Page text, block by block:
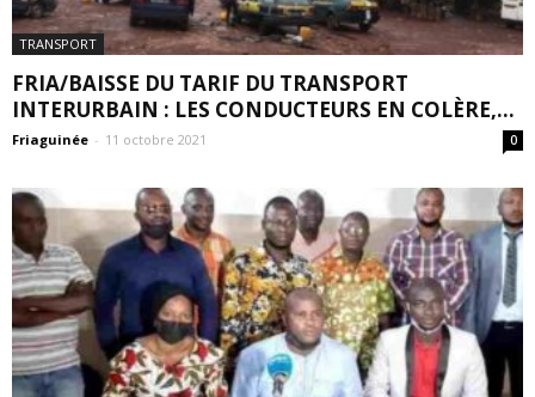
TRANSPORT
FRIA/BAISSE DU TARIF DU TRANSPORT
INTERURBAIN : LES CONDUCTEURS EN COLÈRE,...
Friaguinée - 11 octobre 2021 0